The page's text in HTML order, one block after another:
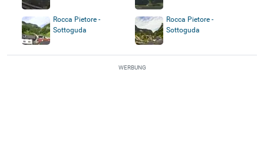
Rocca Pietore -
Sottoguda
Rocca Pietore -
Sottoguda
WERBUNG